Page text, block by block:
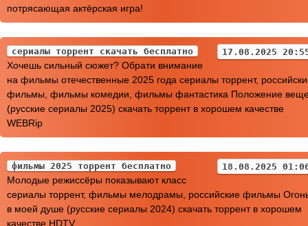
потрясающая актёрская игра!
сериалы торрент скачать бесплатно 17.08.2025
Хочешь сильный сюжет? Обрати внимание
на фильмы отечественные 2025 года сериалы торрент,
фильмы, фильмы комедии, фильмы фантастика Положение
(русские сериалы 2025) скачать торрент в хорошем качестве
WEBRip
фильмы 2025 торрент бесплатно 18.08.2025
Молодые режиссёры показывают класс
сериалы торрент, фильмы мелодрамы, российские фильмы
в моей душе (русские сериалы 2024) скачать торрент в хорошем
качестве HDTV